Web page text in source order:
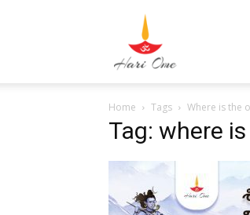
Home Tags Where is the
Tag: where